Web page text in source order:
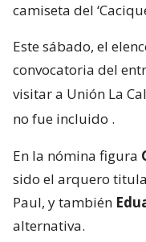
camiseta del
Este sábado, el
convocatoria del
visitar a Unión La
no fue incluido .
En la nómina figura
sido el arquero
Paul, y también
alternativa.